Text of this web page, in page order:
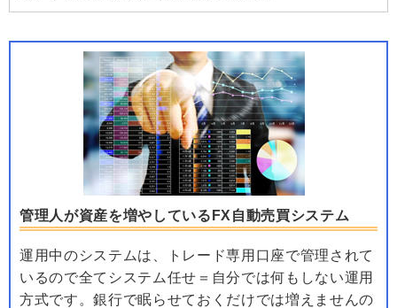
管理人が資産を増やしているFX自動売買システム
運用中のシステムは、トレード専用口座で管理されて
いるので全てシステム任せ＝自分では何もしない運用
方式です。銀行で眠らせておくだけでは増えませんの